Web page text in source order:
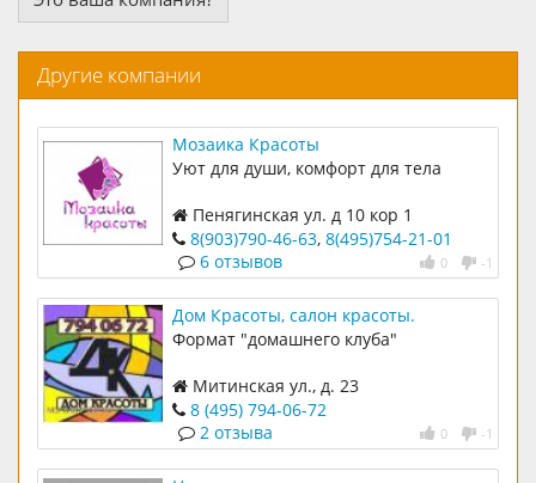
Другие компании
Мозаика Красоты
Уют для души, комфорт для тела
Пенягинская ул. д 10 кор 1
8(903)790-46-63, 8(495)754-21-01
0 -1
6 отзывов
Дом Красоты, салон красоты.
Формат "домашнего клуба"
Митинская ул., д. 23
8 (495) 794-06-72
0 -1
2 отзыва